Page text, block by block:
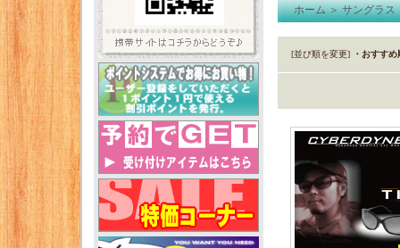
ホーム＞サングラス
[並び順を変更] ・おすすめ